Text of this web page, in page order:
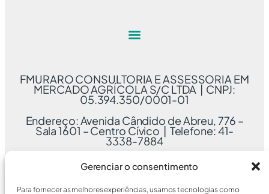
Gerenciar o consentimento
Para fornecer as melhores experiências, usamos tecnologias como
FMURARO CONSULTORIA E ASSESSORIA EM
MERCADO AGRÍCOLA S/C LTDA | CNPJ:
05.394.350/0001-01
Endereço: Avenida Cândido de Abreu, 776 –
Sala 1601 – Centro Cívico | Telefone: 41-
3338-7884